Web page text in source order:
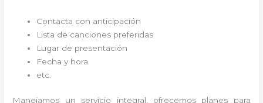
Contacta con anticipación
Lista de canciones preferidas
Lugar de presentación
Fecha y hora
etc.
Manejamos un servicio integral, ofrecemos planes para